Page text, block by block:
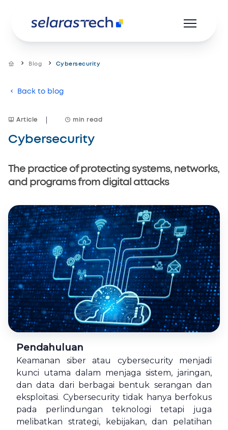
Product
Resources
Career
© Copyright Selarastech 2022 - All Rights Reserved
Blog Cybersecurity
Back to blog
Article min read
Cybersecurity
The practice of protecting systems, networks,
and programs from digital attacks
Pendahuluan
Keamanan siber atau cybersecurity menjadi
kunci utama dalam menjaga sistem, jaringan,
dan data dari berbagai bentuk serangan dan
eksploitasi. Cybersecurity tidak hanya berfokus
pada perlindungan teknologi tetapi juga
melibatkan strategi, kebijakan, dan pelatihan